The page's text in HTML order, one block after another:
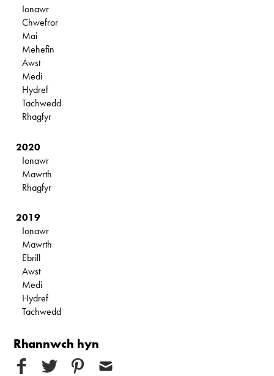
Ionawr
Chwefror
Mai
Mehefin
Awst
Medi
Hydref
Tachwedd
Rhagfyr
2020
Ionawr
Mawrth
Rhagfyr
2019
Ionawr
Mawrth
Ebrill
Awst
Medi
Hydref
Tachwedd
Rhannwch hyn